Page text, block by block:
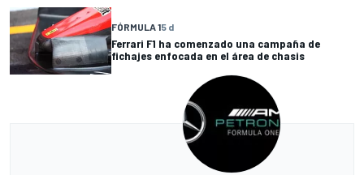
FÓRMULA 15 d
Ferrari F1 ha comenzado una campaña de
fichajes enfocada en el área de chasis